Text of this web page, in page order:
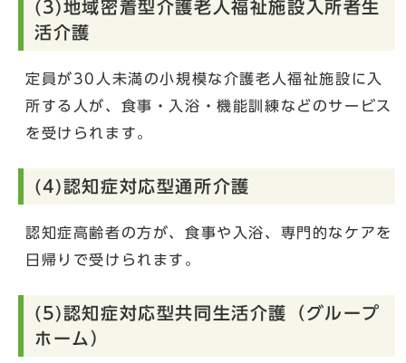
(3)地域密着型介護老人福祉施設入所者生
活介護
定員が30人未満の小規模な介護老人福祉施設に入
所する人が、食事・入浴・機能訓練などのサービス
を受けられます。
(4)認知症対応型通所介護
認知症高齢者の方が、食事や入浴、専門的なケアを
日帰りで受けられます。
(5)認知症対応型共同生活介護（グループ
ホーム）